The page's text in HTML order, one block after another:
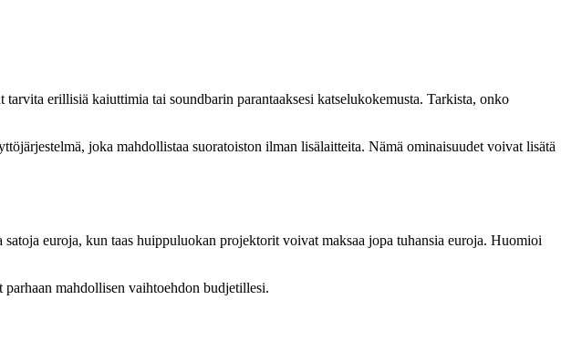
erillisiä kaiuttimia tai soundbarin parantaaksesi katselukokemusta. Tarkista, onko
joka mahdollistaa suoratoiston ilman lisälaitteita. Nämä ominaisuudet voivat lisätä
euroja, kun taas huippuluokan projektorit voivat maksaa jopa tuhansia euroja. Huomioi
mahdollisen vaihtoehdon budjetillesi.